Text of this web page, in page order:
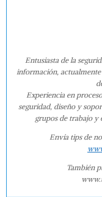
Entusiasta de la
información,
Experiencia en
seguridad, diseño y
grupos de trabajo y
Envía tips de
También